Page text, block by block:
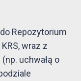
do Repozytorium
wraz z
uchwałą o